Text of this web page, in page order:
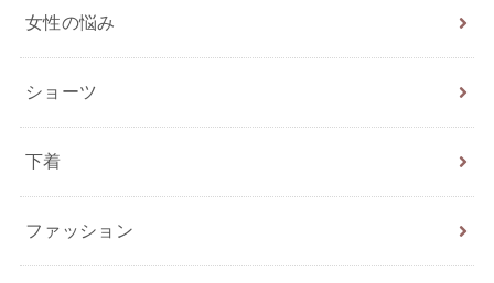
女性の悩み
ショーツ
下着
ファッション